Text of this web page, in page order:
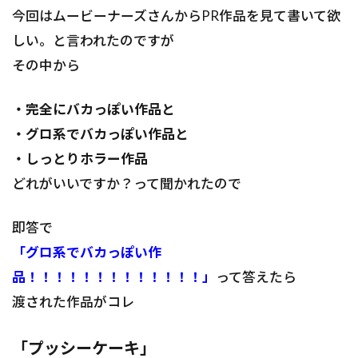
今回はムービーナーズさんからPR作品を見て書いて欲
しい。と言われたのですが
その中から
・完全にバカっぽい作品と
・グロ系でバカっぽい作品と
・しっとりホラー作品
どれがいいですか？って聞かれたので
即答で
「グロ系でバカっぽい作
品！！！！！！！！！！！！！」
って答えたら
渡された作品がコレ
「プッシーケーキ」